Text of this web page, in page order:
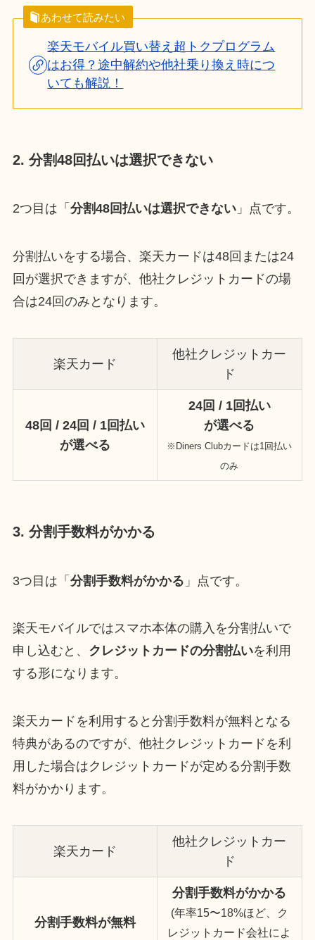
あわせて読みたい
楽天モバイル買い替え超トクプログラム
はお得？途中解約や他社乗り換え時につ
いても解説！
2. 分割48回払いは選択できない
2つ目は「 分割48回払いは選択できない」点です。
分割払いをする場合、楽天カードは48回または24
回が選択できますが、他社クレジットカードの場
合は24回のみとなります。
楽天カード
他社クレジットカー
ド
48回 / 24回 / 1回払い
が選べる
24回 / 1回払い
が選べる
※Diners Clubカードは1回払い
のみ
3. 分割手数料がかかる
3つ目は「 分割手数料がかかる 」点です。
楽天モバイルではスマホ本体の購入を分割払いで
申し込むと、 クレジットカードの分割払いを利用
する形になります。
楽天カードを利用すると分割手数料が無料となる
特典があるのですが、他社クレジットカードを利
用した場合はクレジットカードが定める分割手数
料がかかります。
楽天カード
他社クレジットカー
ド
分割手数料が無料
分割手数料がかかる
(年率15〜18%ほど、ク
レジットカード会社によ